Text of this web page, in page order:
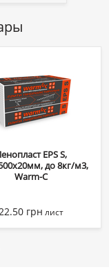
EPS S,
до 8кг/м3,
Warm-C
грн лист